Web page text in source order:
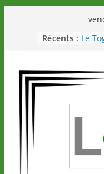
Récents : Le
la